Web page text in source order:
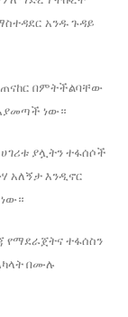
አንዱ ጉዳይ
በምትችልባቸው
ነው።
ያሏትን ተፋሰሶች
አለኝታ እንዲኖር
የማደራጀትና ተፋሰስን
በሙሉ